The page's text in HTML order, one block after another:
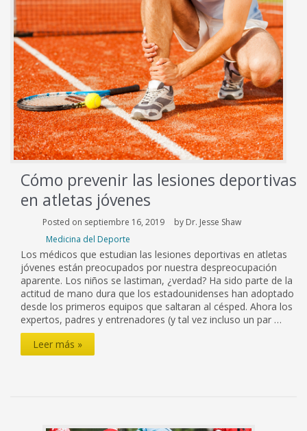
Cómo prevenir las lesiones deportivas
en atletas jóvenes
Posted on septiembre 16, 2019
by Dr. Jesse Shaw
Medicina del Deporte
Los médicos que estudian las lesiones deportivas en atletas
jóvenes están preocupados por nuestra despreocupación
aparente. Los niños se lastiman, ¿verdad? Ha sido parte de la
actitud de mano dura que los estadounidenses han adoptado
desde los primeros equipos que saltaran al césped. Ahora los
expertos, padres y entrenadores (y tal vez incluso un par …
Cómo
Leer más »